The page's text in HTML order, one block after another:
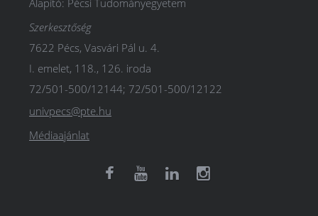
Alapító: Pécsi Tudományegyetem
Szerkesztőség
7622 Pécs, Vasvári Pál u. 4.
I. emelet, 118., 126. iroda
72/501-500/12144; 72/501-500/12122
univpecs@pte.hu
Médiaajánlat